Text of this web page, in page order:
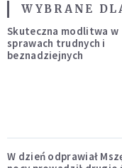
WYBRANE
Skuteczna modlitwa w
sprawach trudnych i
beznadziejnych
W dzień odprawiał